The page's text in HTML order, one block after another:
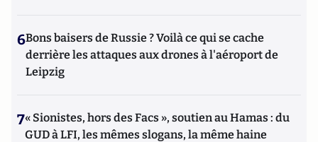
6Bons baisers de Russie ? Voilà ce qui se cache
derrière les attaques aux drones à l'aéroport de
Leipzig
7« Sionistes, hors des Facs », soutien au Hamas : du
GUD à LFI, les mêmes slogans, la même haine